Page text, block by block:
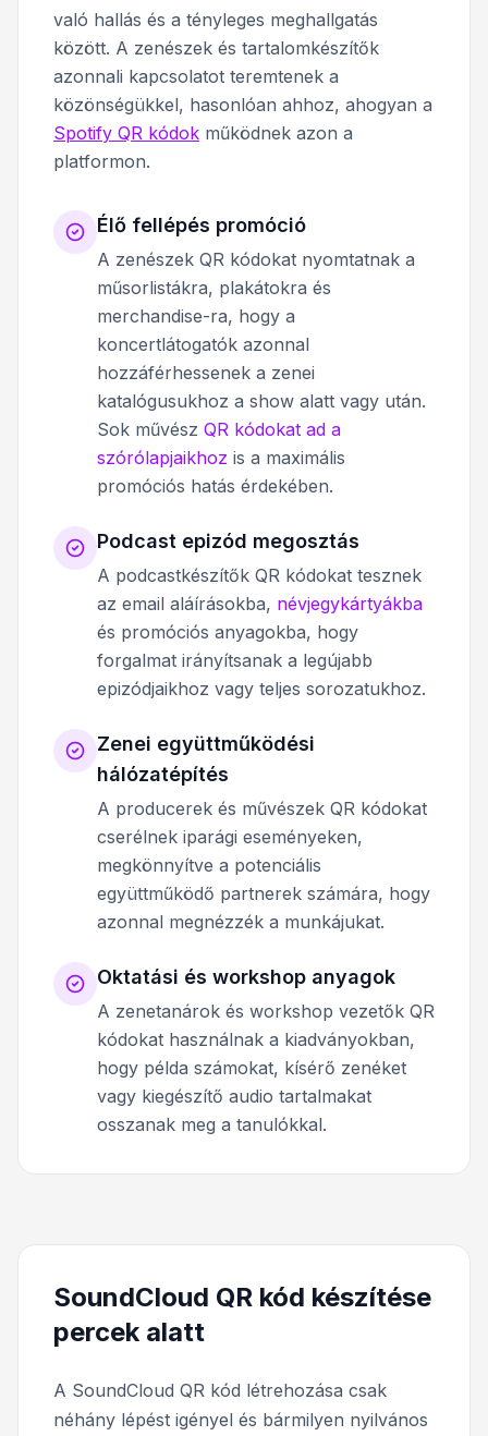
való hallás és a tényleges meghallgatás
között. A zenészek és tartalomkészítők
azonnali kapcsolatot teremtenek a
közönségükkel, hasonlóan ahhoz, ahogyan a
Spotify QR kódok működnek azon a
platformon.
Élő fellépés promóció
A zenészek QR kódokat nyomtatnak a
műsorlistákra, plakátokra és
merchandise-ra, hogy a
koncertlátogatók azonnal
hozzáférhessenek a zenei
katalógusukhoz a show alatt vagy után.
Sok művész QR kódokat ad a
szórólapjaikhoz is a maximális
promóciós hatás érdekében.
Podcast epizód megosztás
A podcastkészítők QR kódokat tesznek
az email aláírásokba, névjegykártyákba
és promóciós anyagokba, hogy
forgalmat irányítsanak a legújabb
epizódjaikhoz vagy teljes sorozatukhoz.
Zenei együttműködési
hálózatépítés
A producerek és művészek QR kódokat
cserélnek iparági eseményeken,
megkönnyítve a potenciális
együttműködő partnerek számára, hogy
azonnal megnézzék a munkájukat.
Oktatási és workshop anyagok
A zenetanárok és workshop vezetők QR
kódokat használnak a kiadványokban,
hogy példa számokat, kísérő zenéket
vagy kiegészítő audio tartalmakat
osszanak meg a tanulókkal.
SoundCloud QR kód készítése
percek alatt
A SoundCloud QR kód létrehozása csak
néhány lépést igényel és bármilyen nyilvános